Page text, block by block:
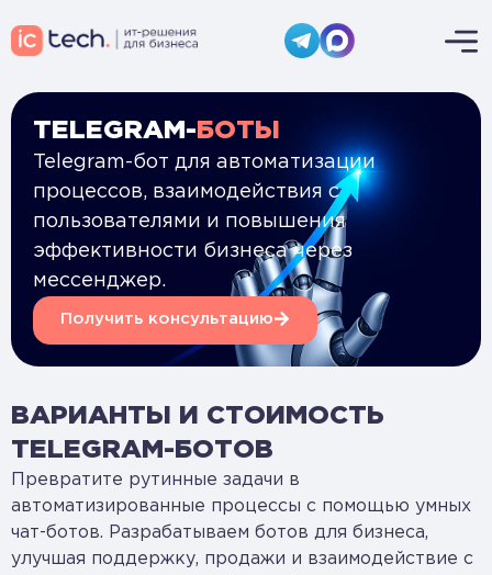
TELEGRAM- БОТЫ
Telegram-бот для автоматизации
процессов, взаимодействия с
пользователями и повышения
эффективности бизнеса через
мессенджер.
Получить консультацию
ВАРИАНТЫ И СТОИМОСТЬ
TELEGRAM-БОТОВ
Превратите рутинные задачи в
автоматизированные процессы с помощью умных
чат-ботов. Разрабатываем ботов для бизнеса,
улучшая поддержку, продажи и взаимодействие с